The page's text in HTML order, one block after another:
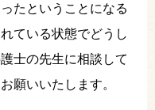
たということになる
ている状態でどうし
士の先生に相談して
願いいたします。